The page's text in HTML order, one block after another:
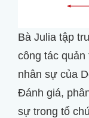
Bà Julia tập
công tác
nhân sự của
Đánh giá,
sự trong tổ